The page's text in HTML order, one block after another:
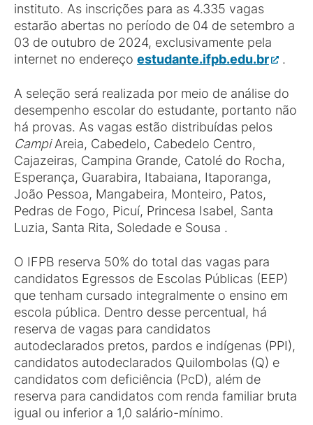
instituto. As inscrições para as 4.335 vagas
estarão abertas no período de 04 de setembro a
03 de outubro de 2024, exclusivamente pela
internet no endereço estudante.ifpb.edu.br .
A seleção será realizada por meio de análise do
desempenho escolar do estudante, portanto não
há provas. As vagas estão distribuídas pelos
CampiAreia, Cabedelo, Cabedelo Centro,
Cajazeiras, Campina Grande, Catolé do Rocha,
Esperança, Guarabira, Itabaiana, Itaporanga,
João Pessoa, Mangabeira, Monteiro, Patos,
Pedras de Fogo, Picuí, Princesa Isabel, Santa
Luzia, Santa Rita, Soledade e Sousa .
O IFPB reserva 50% do total das vagas para
candidatos Egressos de Escolas Públicas (EEP)
que tenham cursado integralmente o ensino em
escola pública. Dentro desse percentual, há
reserva de vagas para candidatos
autodeclarados pretos, pardos e indígenas (PPI),
candidatos autodeclarados Quilombolas (Q) e
candidatos com deficiência (PcD), além de
reserva para candidatos com renda familiar bruta
igual ou inferior a 1,0 salário-mínimo.